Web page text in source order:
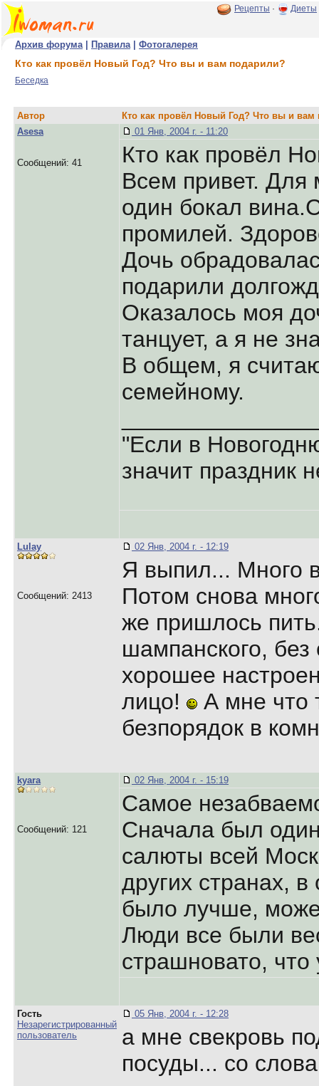
Рецепты · Диеты
Архив форума| Правила| Фотогалерея
Кто как провёл Новый Год? Что вы и вам подарили?
Беседка
Автор
Кто как провёл Новый Год? Что вы и вам
Asesa
Сообщений: 41
01 Янв, 2004 г. - 11:20
Кто как провёл
Всем привет.
один бокал
промилей.
Дочь
подарили
Оказалось моя
танцует, а я не
В общем, я
семейному.
"Если в
значит праздник
Lulay
Сообщений: 2413
02 Янв, 2004 г. - 12:19
Я выпил... Много
Потом снова
же пришлось
шампанского,
хорошее
лицо!
А мне что
безпорядок в
kyara
Сообщений: 121
02 Янв, 2004 г. - 15:19
Самое
Сначала был
салюты всей
других странах,
было лучше,
Люди все были
страшновато,
Гость
Незарегистрированный
пользователь
05 Янв, 2004 г. - 12:28
а мне свекровь
посуды... со